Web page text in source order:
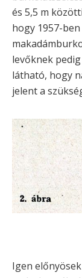
és 5,5 m
hogy 1957-
levőknek
látható, hogy
jelent a
Igen